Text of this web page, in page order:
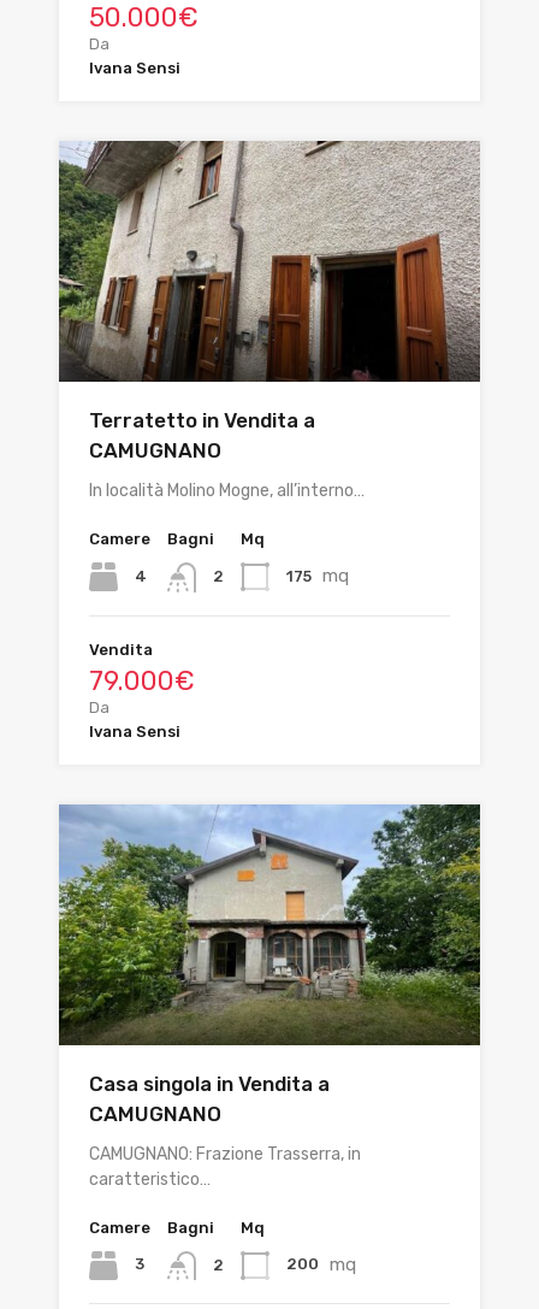
50.000€
Da
Ivana Sensi
Terratetto in Vendita a
CAMUGNANO
In località Molino Mogne, all’interno…
Camere
4
Bagni
2
Mq
175 mq
Vendita
79.000€
Da
Ivana Sensi
Casa singola in Vendita a
CAMUGNANO
CAMUGNANO: Frazione Trasserra, in
caratteristico…
Camere
3
Bagni
2
Mq
200 mq